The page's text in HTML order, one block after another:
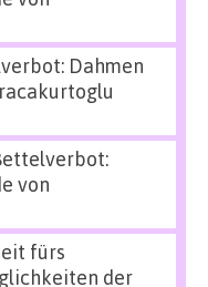
Dahmen
von
fürs
der